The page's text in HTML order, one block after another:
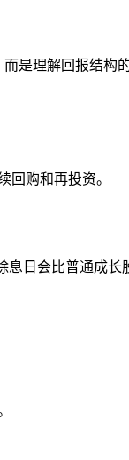
是理解回报结构的
回购和再投资。
息日会比普通成长